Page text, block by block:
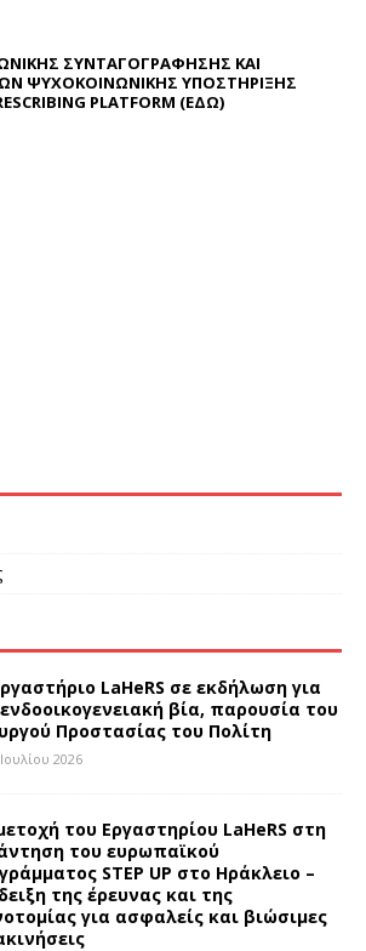
ΣΥΝΤΑΓΟΓΡΑΦΗΣΗΣ ΚΑΙ
ΨΥΧΟΚΟΙΝΩΝΙΚΗΣ ΥΠΟΣΤΗΡΙΞΗΣ
PLATFORM (ΕΔΩ)
LaHeRS σε εκδήλωση για
βία, παρουσία του
Προστασίας του Πολίτη
2026
του Εργαστηρίου LaHeRS στη
του ευρωπαϊκού
STEP UP στο Ηράκλειο –
της έρευνας και της
για ασφαλείς και βιώσιμες